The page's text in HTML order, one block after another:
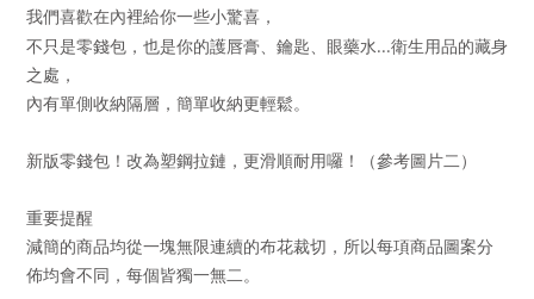
我們喜歡在內裡給你一些小驚喜，
不只是零錢包，也是你的護唇膏、鑰匙、眼藥水...衛生用品的藏身
之處，
內有單側收納隔層，簡單收納更輕鬆。
新版零錢包！改為塑鋼拉鏈，更滑順耐用囉！（參考圖片二）
重要提醒
減簡的商品均從一塊無限連續的布花裁切，所以每項商品圖案分
佈均會不同，每個皆獨一無二。